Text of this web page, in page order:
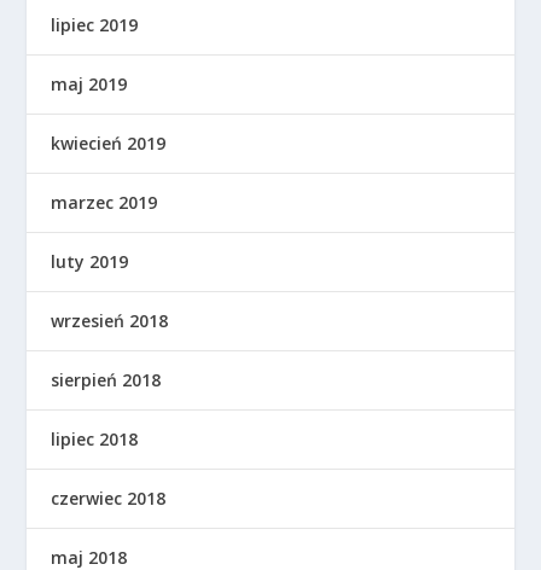
lipiec 2019
maj 2019
kwiecień 2019
marzec 2019
luty 2019
wrzesień 2018
sierpień 2018
lipiec 2018
czerwiec 2018
maj 2018